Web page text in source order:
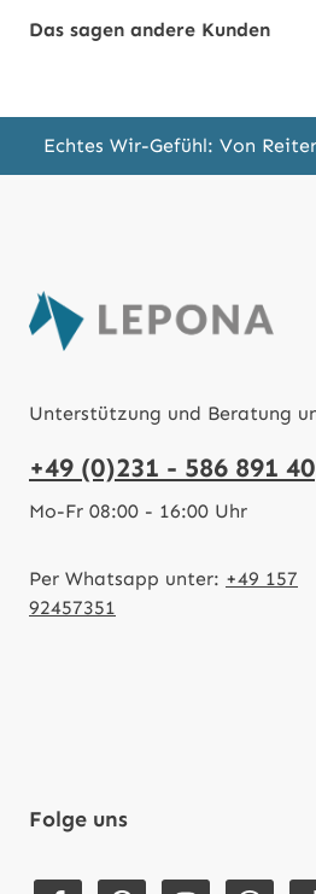
Das sagen andere Kunden
Echtes Wir-Gefühl: Von
Unterstützung und Beratung
+49 (0)231 - 586 891 40
Mo-Fr 08:00 - 16:00 Uhr
Per Whatsapp unter: +49 157
92457351
Folge uns